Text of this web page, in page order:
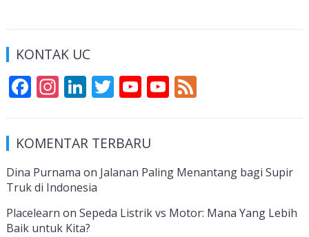
KONTAK UC
F
e
b
o
o
k
In
a
gr
a
m
Li
k
e
dI
n
T
itt
er
Y
u
T
u
e
Y
u
e
F
KOMENTAR TERBARU
Dina Purnama on Jalanan Paling Menantang bagi Supir
Truk di Indonesia
Placelearn on Sepeda Listrik vs Motor: Mana Yang Lebih
Baik untuk Kita?